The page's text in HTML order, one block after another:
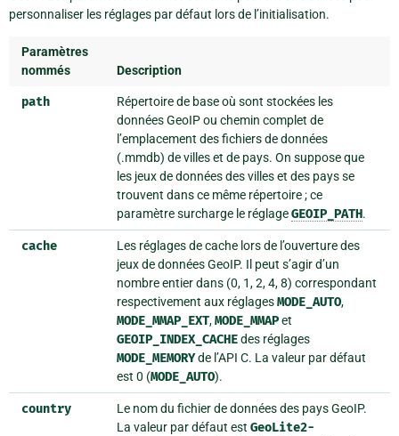
personnaliser les réglages par défaut lors de l’initialisation.
Paramètres
nommés
Description
path
Répertoire de base où sont stockées les
données GeoIP ou chemin complet de
l’emplacement des fichiers de données
(.mmdb) de villes et de pays. On suppose que
les jeux de données des villes et des pays se
trouvent dans ce même répertoire ; ce
paramètre surcharge le réglageGEOIP_PATH.
cache
Les réglages de cache lors de l’ouverture des
jeux de données GeoIP. Il peut s’agir d’un
nombre entier dans (0, 1, 2, 4, 8) correspondant
respectivement aux réglagesMODE_AUTO,
MODE_MMAP_EXT,MODE_MMAPet
GEOIP_INDEX_CACHEdes réglages
MODE_MEMORYde l’API C. La valeur par défaut
est 0 (MODE_AUTO).
country
Le nom du fichier de données des pays GeoIP.
La valeur par défaut est GeoLite2-